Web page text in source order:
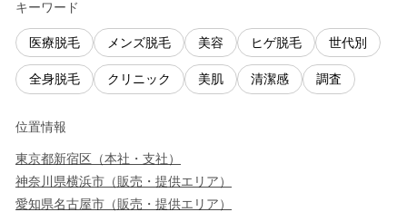
キーワード
医療脱毛 メンズ脱毛 美容 ヒゲ脱毛 世代別
全身脱毛 クリニック 美肌 清潔感 調査
位置情報
東京都新宿区 （本社・支社 ）
神奈川県横浜市 （ 販売・提供エリア ）
愛知県名古屋市 （ 販売・提供エリア ）